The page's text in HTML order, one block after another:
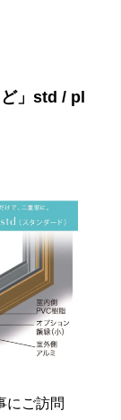
」std / pl
にご訪問